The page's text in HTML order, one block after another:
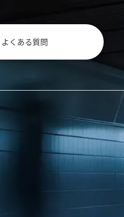
よくある質問